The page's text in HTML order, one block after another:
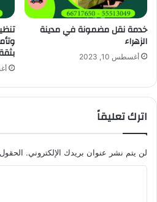
خدمة نقل مضمونة في مدينة
الزهراء
أغسطس 10, 2023
اترك تعليقاً
لن يتم نشر عنوان بريدك الإلكتروني. الحقول